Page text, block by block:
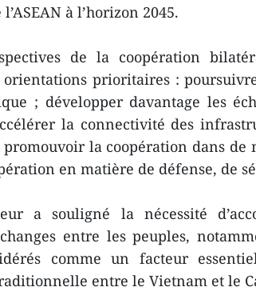
à l’horizon 2045.
de la coopération
prioritaires :
; développer davantage les
la connectivité des
la coopération dans de
en matière de défense, de
a souligné la nécessité
entre les peuples,
comme un facteur
entre le Vietnam et le